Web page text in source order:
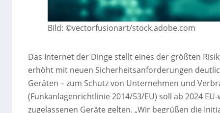
Bild: ©vectorfusionart/stock.adobe.com
Das Internet der Dinge stellt eines der größten
erhöht mit neuen Sicherheitsanforderungen
Geräten – zum Schutz von Unternehmen und
(Funkanlagenrichtlinie 2014/53/EU) soll ab 2024
zugelassenen Geräte gelten. „Wir begrüßen die